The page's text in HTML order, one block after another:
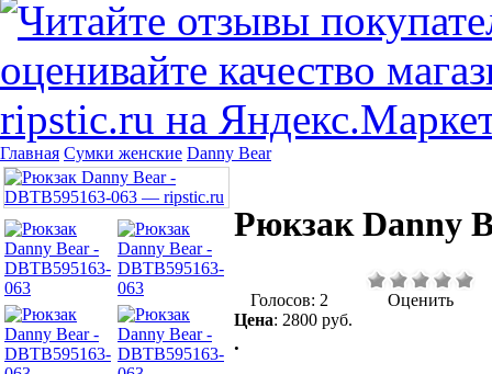
Главная Сумки женские Danny Bear
Рюкзак Danny
Голосов: 2
Оценить
Цена: 2800 руб.
.